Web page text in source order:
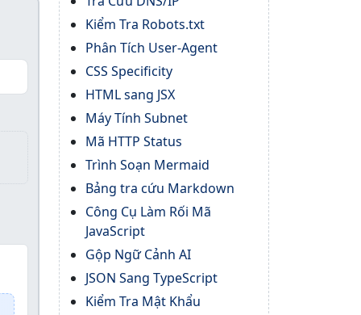
Kiểm Tra Robots.txt
Phân Tích User-Agent
CSS Specificity
HTML sang JSX
Máy Tính Subnet
Mã HTTP Status
Trình Soạn Mermaid
Bảng tra cứu Markdown
Công Cụ Làm Rối Mã
JavaScript
Gộp Ngữ Cảnh AI
JSON Sang TypeScript
Kiểm Tra Mật Khẩu